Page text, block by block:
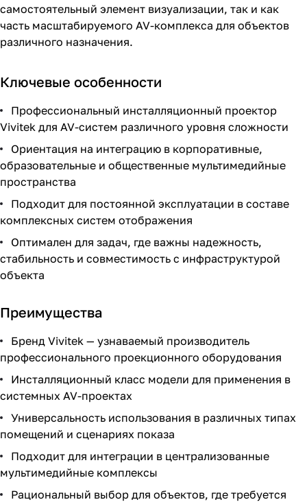
самостоятельный элемент визуализации, так и как
часть масштабируемого AV-комплекса для объектов
различного назначения.
Ключевые особенности
Профессиональный инсталляционный проектор
Vivitek для AV-систем различного уровня сложности
Ориентация на интеграцию в корпоративные,
образовательные и общественные мультимедийные
пространства
Подходит для постоянной эксплуатации в составе
комплексных систем отображения
Оптимален для задач, где важны надежность,
стабильность и совместимость с инфраструктурой
объекта
Преимущества
Бренд Vivitek — узнаваемый производитель
профессионального проекционного оборудования
Инсталляционный класс модели для применения в
системных AV-проектах
Универсальность использования в различных типах
помещений и сценариях показа
Подходит для интеграции в централизованные
мультимедийные комплексы
Рациональный выбор для объектов, где требуется